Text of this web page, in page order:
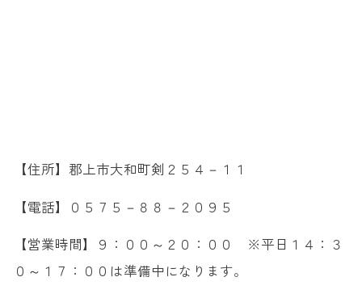
【住所】郡上市大和町剣２５４－１１
【電話】０５７５－８８－２０９５
【営業時間】９：００～２０：００ ※平日１４：３
０～１７：００は準備中になります。